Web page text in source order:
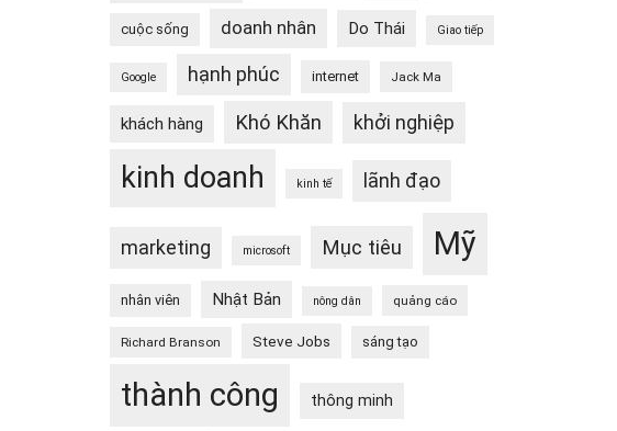
cuộc sống doanh nhân Do Thái Giao tiếp
Google hạnh phúc internet Jack Ma
khách hàng Khó Khăn khởi nghiệp
kinh doanh kinh tế lãnh đạo
marketing microsoft Mục tiêu Mỹ
nhân viên Nhật Bản nông dân quảng cáo
Richard Branson Steve Jobs sáng tạo
thành công thông minh